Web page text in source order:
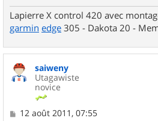
Lapierre X control 420 avec
garmin edge 305 - Dakota 20 -
saiweny
Utagawiste
novice
M12 août 2011, 07:55